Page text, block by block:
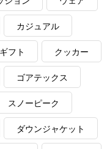
カジュアル
ギフト クッカー
ゴアテックス
スノーピーク
ダウンジャケット